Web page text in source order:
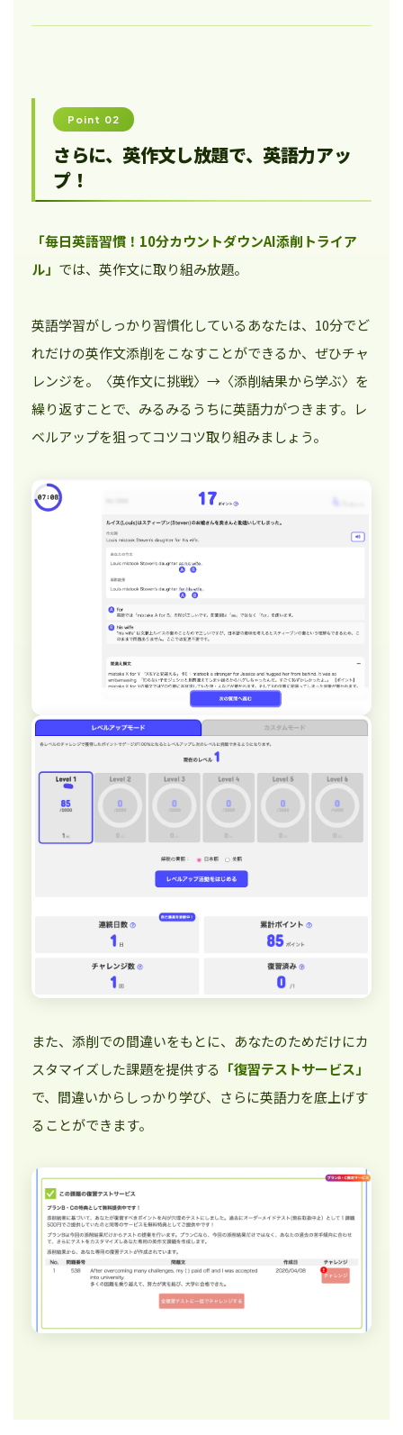
Point 02
さらに、英作文し放題で、英語力アッ
プ！
「毎日英語習慣！10分カウントダウンAI添削トライア
ル」 では、英作文に取り組み放題。
英語学習がしっかり習慣化しているあなたは、10分でど
れだけの英作文添削をこなすことができるか、ぜひチャ
レンジを。〈英作文に挑戦〉→〈添削結果から学ぶ〉を
繰り返すことで、みるみるうちに英語力がつきます。レ
ベルアップを狙ってコツコツ取り組みましょう。
また、添削での間違いをもとに、あなたのためだけにカ
スタマイズした課題を提供する 「復習テストサービス」
で、間違いからしっかり学び、さらに英語力を底上げす
ることができます。